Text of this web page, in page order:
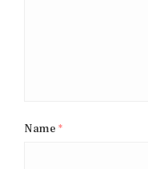
Name *